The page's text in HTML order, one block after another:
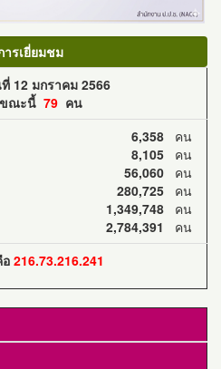
ารเยี่ยมชม
12 มกราคม 2566
ขณะนี้ 79 คน
6,358 คน
8,105 คน
56,060 คน
280,725 คน
1,349,748 คน
2,784,391 คน
216.73.216.241